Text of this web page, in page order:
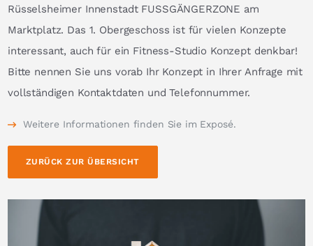
Rüsselsheimer Innenstadt FUSSGÄNGERZONE am
Marktplatz. Das 1. Obergeschoss ist für vielen Konzepte
interessant, auch für ein Fitness-Studio Konzept denkbar!
Bitte nennen Sie uns vorab Ihr Konzept in Ihrer Anfrage mit
vollständigen Kontaktdaten und Telefonnummer.
Weitere Informationen finden Sie im Exposé.
ZURÜCK ZUR ÜBERSICHT